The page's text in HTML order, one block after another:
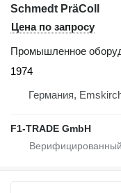
Schmedt PräColl
Цена по запросу
Промышленное
1974
Германия,
F1-TRADE GmbH